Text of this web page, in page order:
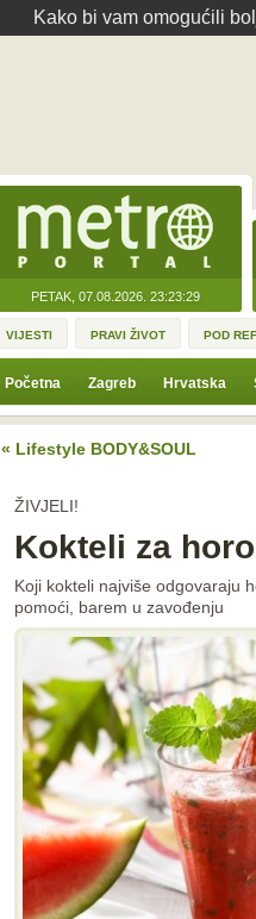
Kako bi vam omogućili
PETAK, 07.08.2026. 23:23:29
VIJESTI PRAVI ŽIVOT POD
Početna Zagreb Hrvatska
« Lifestyle BODY&SOUL
ŽIVJELI!
Kokteli za
Koji kokteli najviše odgovaraju
pomoći, barem u zavođenju